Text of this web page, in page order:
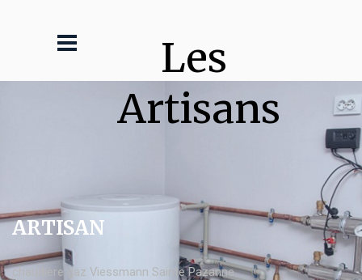
Les
Artisans
ARTISAN
chaudière gaz Viessmann Sainte Pazanne